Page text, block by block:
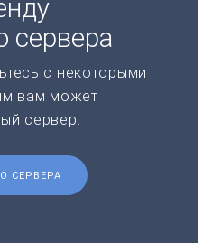
сервера
с некоторыми
вам может
сервер.
СЕРВЕРА